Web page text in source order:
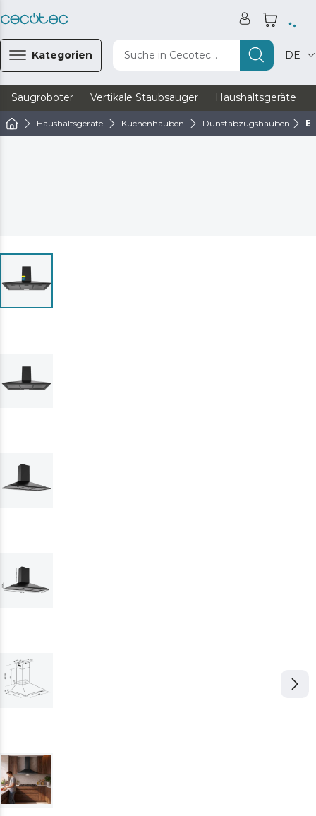
Kategorien Suche in Cecotec... DE
Saugroboter Vertikale Staubsauger Haushaltsgeräte
Haushaltsgeräte Küchenhauben Dunstabzugshauben